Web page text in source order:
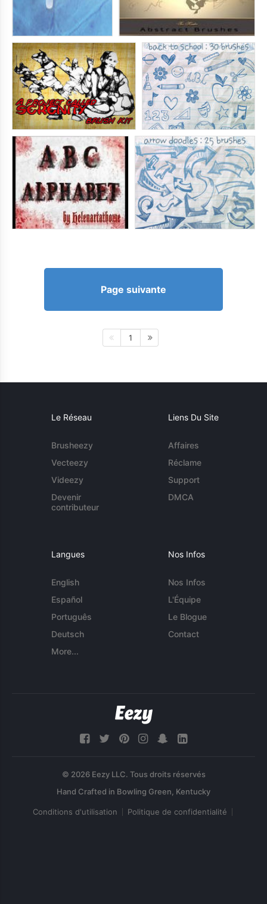
Page suivante
1
Le Réseau
Brusheezy
Vecteezy
Videezy
Devenir
contributeur
Liens Du Site
Affaires
Réclame
Support
DMCA
Langues
English
Español
Português
Deutsch
More...
Nos Infos
Nos Infos
L'Équipe
Le Blogue
Contact
© 2026 Eezy LLC. Tous droits réservés
Conditions d'utilisation Politique de confidentialité